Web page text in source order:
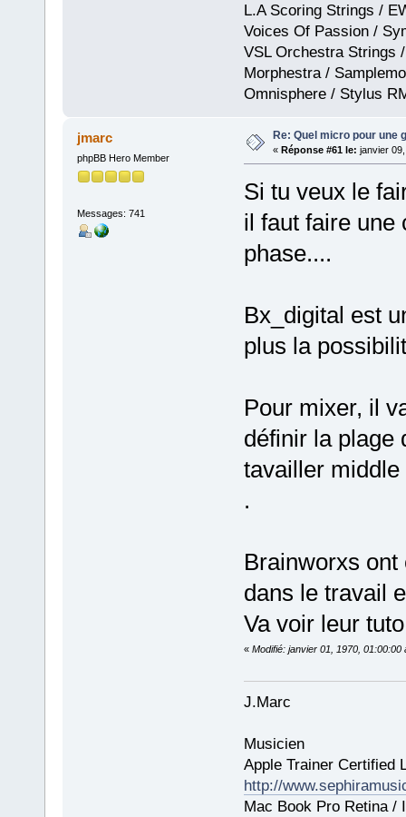
L.A Scoring Strings /
Voices Of Passion /
VSL Orchestra Strings
Morphestra /
Omnisphere / Stylus
jmarc
phpBB Hero Member
Messages: 741
Re: Quel micro pour une
« Réponse #61 le: janvier
Si tu veux le
il faut faire une
phase....
Bx_digital est
plus la
Pour mixer, il
définir la plage
tavailler
.
Brainworxs
dans le travail
Va voir leur
« Modifié: janvier 01, 1970, 01:00:00
J.Marc
Musicien
Apple Trainer Certified
http://
Mac Book Pro Retina /